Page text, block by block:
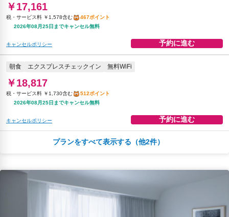
￥17,161
税・サービス料 ￥1,578含む
467ポイント
2026年08月25日までキャンセル無料
キャンセルポリシー 予約に進む
朝食 エクスプレスチェックイン 無料WiFi
￥18,817
税・サービス料 ￥1,730含む
512ポイント
2026年08月25日までキャンセル無料
キャンセルポリシー 予約に進む
エクスプレスチェックイン 無料WiFi
税・サービス料 ￥5,877含む
839ポイント
2026年08月23日までキャンセル無料
プランをすべて表示する（他2件）